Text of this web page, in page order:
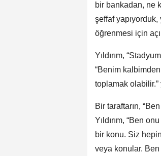
bir bankadan, ne
şeffaf
öğrenmesi için
Yıldırım,
“Benim
toplamak olabilir.”
Bir taraftarın,
Yıldırım, “Ben
bir konu. Siz
veya konular. Ben